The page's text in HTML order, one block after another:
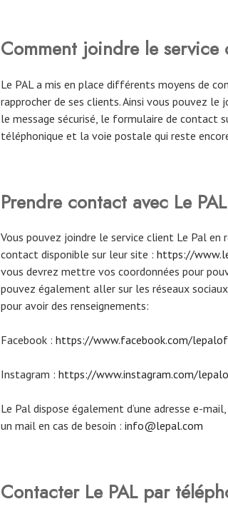
Comment joindre le service
Le PAL a mis en place différents moyens de
rapprocher de ses clients. Ainsi vous pouvez le
le message sécurisé, le formulaire de contact
téléphonique et la voie postale qui reste
Prendre contact avec Le
Vous pouvez joindre le service client Le Pal
contact disponible sur leur site : https://
vous devrez mettre vos coordonnées pour
pouvez également aller sur les réseaux
pour avoir des renseignements:
Facebook : https://www.facebook.com/
Instagram : https://www.instagram.com/
Le Pal dispose également d’une adresse e-
un mail en cas de besoin : info@lepal.com
Contacter Le PAL par